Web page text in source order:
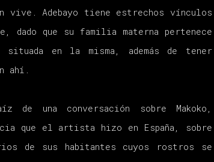
vive. Adebayo tiene estrechos vínculos
dado que su familia materna pertenece
situada en la misma, además de tener
ahí.
una conversación sobre Makoko,
que el artista hizo en España, sobre
de sus habitantes cuyos rostros se